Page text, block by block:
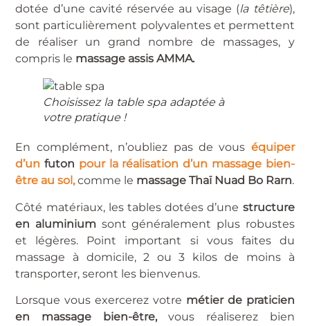
dotée d’une cavité réservée au visage (la têtière),
sont particulièrement polyvalentes et permettent
de réaliser un grand nombre de massages, y
compris le massage assis AMMA.
Choisissez la table spa adaptée à
votre pratique !
En complément, n’oubliez pas de vous équiper
d’unfuton pour la réalisation d’un massage bien-
être au sol,comme le massage Thaï Nuad Bo Rarn.
Côté matériaux, les tables dotées d’une structure
en aluminium sont généralement plus robustes
et légères. Point important si vous faites du
massage à domicile, 2 ou 3 kilos de moins à
transporter, seront les bienvenus.
Lorsque vous exercerez votre métier de praticien
en massage bien-être,vous réaliserez bien